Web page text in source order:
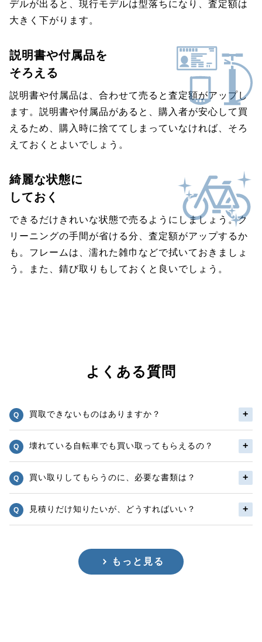
デルが出ると、現行モデルは型落ちになり、査定額は
大きく下がります。
説明書や付属品を
そろえる
説明書や付属品は、合わせて売ると査定額がアップし
ます。説明書や付属品があると、購入者が安心して買
えるため、購入時に捨ててしまっていなければ、そろ
えておくとよいでしょう。
綺麗な状態に
しておく
できるだけきれいな状態で売るようにしましょう。ク
リーニングの手間が省ける分、査定額がアップするか
も。フレームは、濡れた雑巾などで拭いておきましょ
う。また、錆び取りもしておくと良いでしょう。
よくある質問
買取できないものはありますか？
壊れている自転車でも買い取ってもらえるの？
買い取りしてもらうのに、必要な書類は？
見積りだけ知りたいが、どうすればいい？
もっと見る